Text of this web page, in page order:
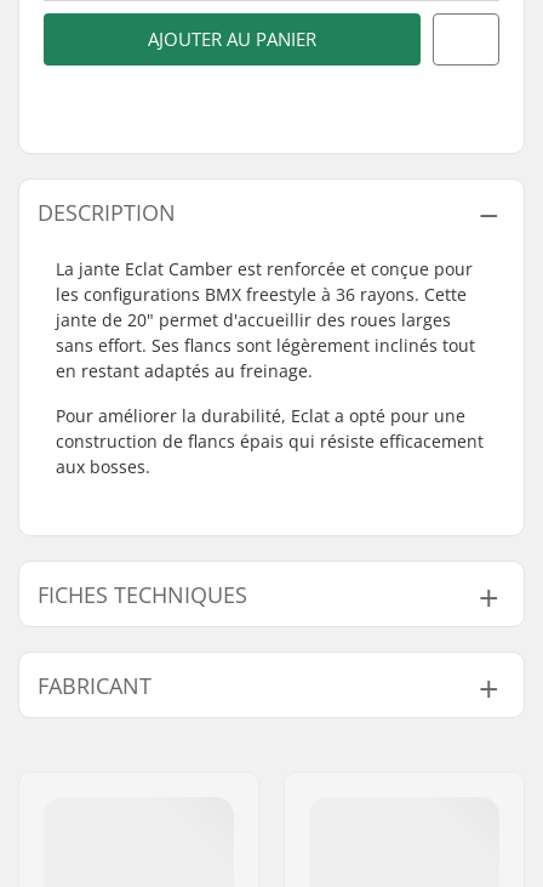
AJOUTER AU PANIER
DESCRIPTION
La jante Eclat Camber est renforcée et conçue pour
les configurations BMX freestyle à 36 rayons. Cette
jante de 20" permet d'accueillir des roues larges
sans effort. Ses flancs sont légèrement inclinés tout
en restant adaptés au freinage.
Pour améliorer la durabilité, Eclat a opté pour une
construction de flancs épais qui résiste efficacement
aux bosses.
FICHES TECHNIQUES
Diamètre de la roue:
20"
Nombre de rayons:
Poids:
575g
FABRICANT